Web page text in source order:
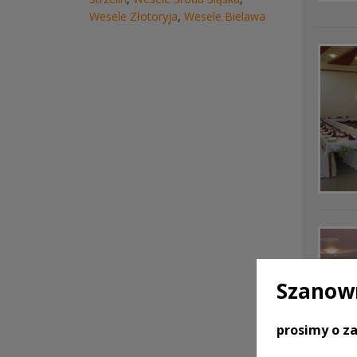
Wesele Złotoryja, Wesele Bielawa
prosimy o